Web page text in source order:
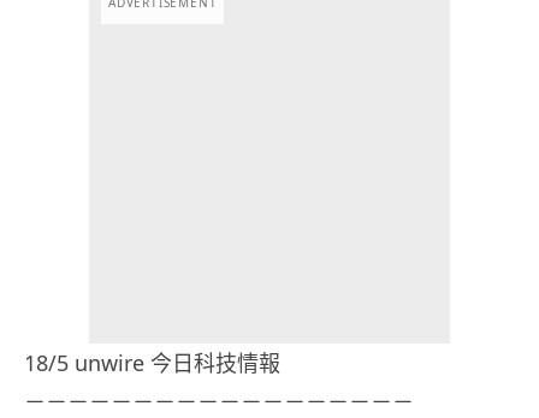
18/5 unwire 今日科技情報
－－－－－－－－－－－－－－－－－－